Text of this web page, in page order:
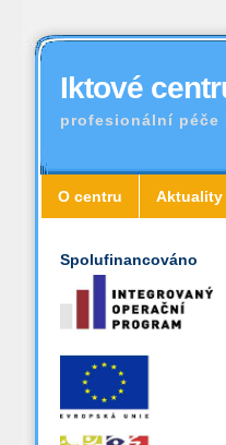
Iktové
profesionální péče
O centru Aktuality
Spolufinancováno